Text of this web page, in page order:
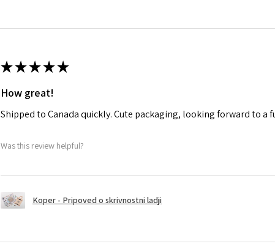
★★★★★
How great!
Shipped to Canada quickly. Cute packaging, looking forward to a
Was this review helpful?
Koper - Pripoved o skrivnostni ladji